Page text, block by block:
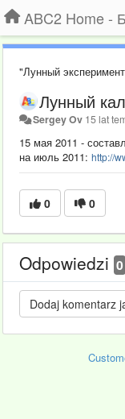
ABC2 Home -
"Лунный
Лунный
Sergey Ov 15 lat
15 мая 2011 -
на июль 2011: http://
0 0
Odpowiedzi 0